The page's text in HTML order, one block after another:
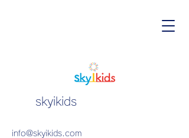
skyikids
info@skyikids.com